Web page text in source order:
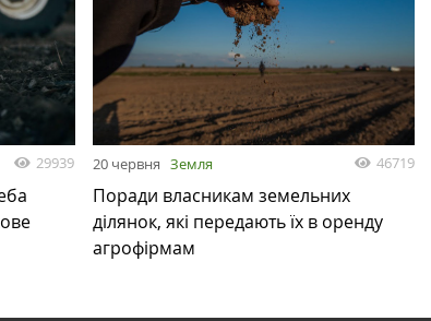
29939 20 червня Земля 46719
Поради власникам земельних
ділянок, які передають їх в оренду
агрофірмам